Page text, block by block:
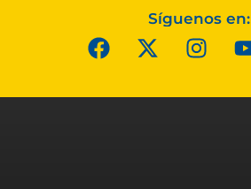
Síguenos en: